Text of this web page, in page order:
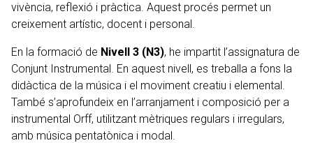
vivència, reflexió i pràctica. Aquest procés permet un
creixement artístic, docent i personal.
En la formació de Nivell 3 (N3), he impartit l’assignatura de
Conjunt Instrumental. En aquest nivell, es treballa a fons la
didàctica de la música i el moviment creatiu i elemental.
També s’aprofundeix en l’arranjament i composició per a
instrumental Orff, utilitzant mètriques regulars i irregulars,
amb música pentatònica i modal.